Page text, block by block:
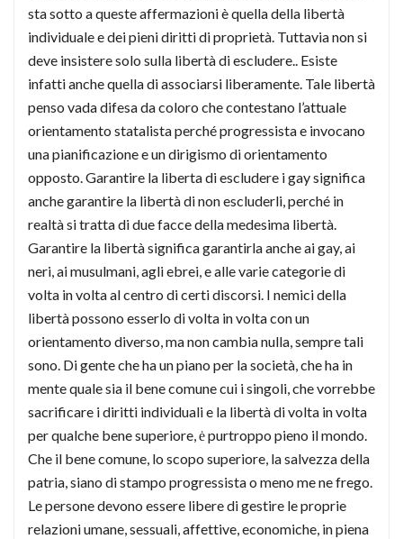
sta sotto a queste affermazioni è quella della libertà
individuale e dei pieni diritti di proprietà. Tuttavia non si
deve insistere solo sulla libertà di escludere.. Esiste
infatti anche quella di associarsi liberamente. Tale libertà
penso vada difesa da coloro che contestano l’attuale
orientamento statalista perché progressista e invocano
una pianificazione e un dirigismo di orientamento
opposto. Garantire la liberta di escludere i gay significa
anche garantire la libertà di non escluderli, perché in
realtà si tratta di due facce della medesima libertà.
Garantire la libertà significa garantirla anche ai gay, ai
neri, ai musulmani, agli ebrei, e alle varie categorie di
volta in volta al centro di certi discorsi. I nemici della
libertà possono esserlo di volta in volta con un
orientamento diverso, ma non cambia nulla, sempre tali
sono. Di gente che ha un piano per la società, che ha in
mente quale sia il bene comune cui i singoli, che vorrebbe
sacrificare i diritti individuali e la libertà di volta in volta
per qualche bene superiore, ė purtroppo pieno il mondo.
Che il bene comune, lo scopo superiore, la salvezza della
patria, siano di stampo progressista o meno me ne frego.
Le persone devono essere libere di gestire le proprie
relazioni umane, sessuali, affettive, economiche, in piena